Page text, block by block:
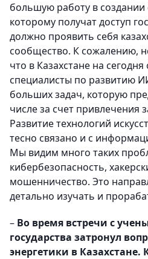
большую работу в
которому получат доступ
должно проявить себя
сообщество. К сожалению,
что в Казахстане на сегодня
специалисты по развитию
больших задач, которую
числе за счет привлечения
Развитие технологий
тесно связано и с
Мы видим много таких
кибербезопасность,
мошенничество. Это
детально изучать и
– Во время встречи с
государства затронул
энергетики в